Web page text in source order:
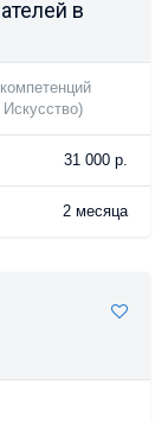
в
31 000 р.
2 месяца